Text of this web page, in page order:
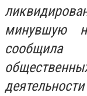
минувшую